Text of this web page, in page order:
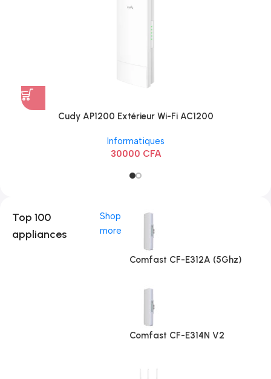
Cudy AP1200 Extérieur Wi-Fi AC1200
Informatiques
30000 CFA
Top 100
appliances
Shop
more
Comfast CF-E312A (5Ghz)
Comfast CF-E314N V2